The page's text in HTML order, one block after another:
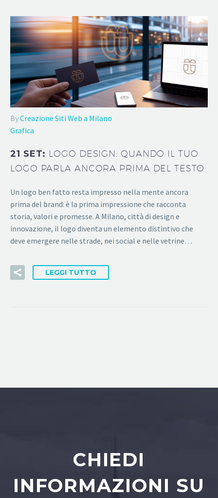
ByCreazione Siti Web a Milano
Grafica
21 SET: LOGO DESIGN: QUANDO IL TUO
LOGO PARLA ANCORA PRIMA DEL TESTO
Un logo ben fatto resta impresso nella mente ancora
prima del brand: è la prima impressione che racconta
storia, valori e promesse. A Milano, città di design e
innovazione, il logo diventa un elemento distintivo che
deve emergere nelle strade, nei social e nelle vetrine…
LEGGI TUTTO
CHIEDI
INFORMAZIONI SU